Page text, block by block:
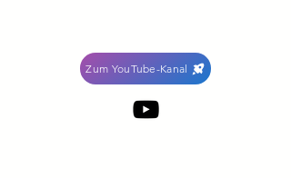
Zum YouTube-Kanal